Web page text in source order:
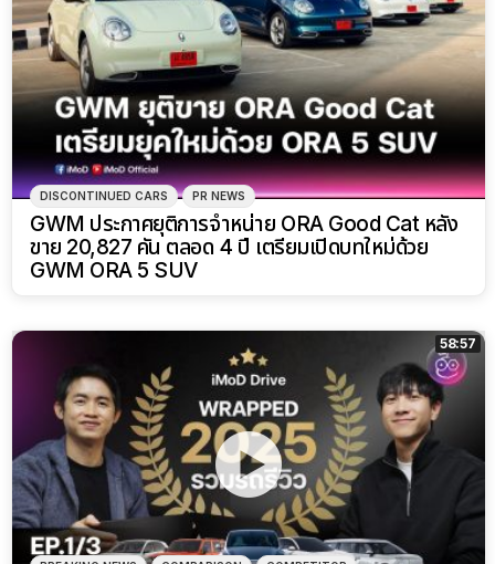
DISCONTINUED CARS PR NEWS
GWM ประกาศยุติการจำหน่าย ORA Good Cat หลัง
ขาย 20,827 คัน ตลอด 4 ปี เตรียมเปิดบทใหม่ด้วย
GWM ORA 5 SUV
58:57